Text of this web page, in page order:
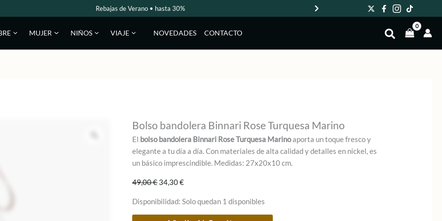
Rebajas de Verano • hasta 30%
MUJER NIÑOS VIAJE NOVEDADES CONTACTO
Bolso bandolera Binnari Rose Turquesa Marino
El bolso bandolera Binnari Rose Turquesa Marinoaporta un toque fresco y
elegante a tu día a día. Con materiales de alta calidad y detalles en nickel, es
un básico imprescindible. Medidas: 27x20x10 cm.
49,00€ El
original
era:
34,30€El
actual
es:
Disponibilidad: Solo quedan 1 disponibles